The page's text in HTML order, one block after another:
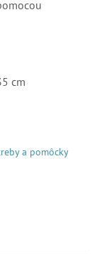
cm
a pomôcky